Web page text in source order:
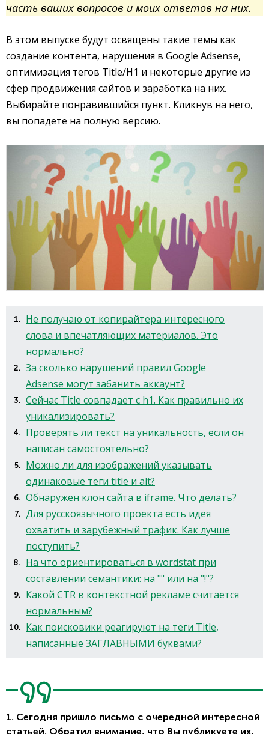
часть ваших вопросов и моих ответов на них.
В этом выпуске будут освящены такие темы как
создание контента, нарушения в Google Adsense,
оптимизация тегов Title/H1 и некоторые другие из
сфер продвижения сайтов и заработка на них.
Выбирайте понравившийся пункт. Кликнув на него,
вы попадете на полную версию.
Не получаю от копирайтера интересного
слова и впечатляющих материалов. Это
нормально?
За сколько нарушений правил Google
Adsense могут забанить аккаунт?
Сейчас Title совпадает с h1. Как правильно их
уникализировать?
Проверять ли текст на уникальность, если он
написан самостоятельно?
Можно ли для изображений указывать
одинаковые теги title и alt?
Обнаружен клон сайта в iframe. Что делать?
Для русскоязычного проекта есть идея
охватить и зарубежный трафик. Как лучше
поступить?
На что ориентироваться в wordstat при
составлении семантики: на "" или на "!"?
Какой CTR в контекстной рекламе считается
нормальным?
Как поисковики реагируют на теги Title,
написанные ЗАГЛАВНЫМИ буквами?
1. Сегодня пришло письмо с очередной интересной
статьей. Обратил внимание, что Вы публикуете их,